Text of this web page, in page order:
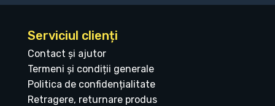
Serviciul clienți
Contact și ajutor
Termeni și condiții generale
Politica de confidențialitate
Retragere, returnare produs